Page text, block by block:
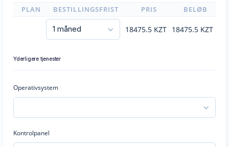
PLAN BESTILLINGSFRIST PRIS BELØB
18475.5 KZT 18475.5 KZT
Yderligere tjenester
Operativsystem
Kontrolpanel